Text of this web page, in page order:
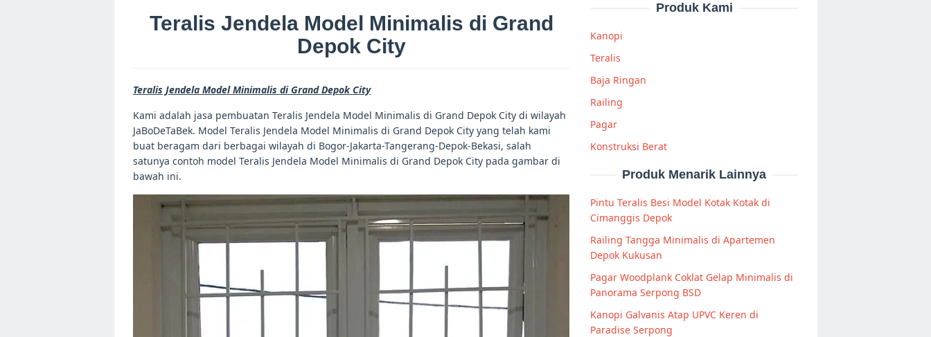
Teralis Jendela Model Minimalis di Grand
Depok City
Teralis Jendela Model Minimalis di Grand Depok City
Kami adalah jasa pembuatan Teralis Jendela Model Minimalis di Grand Depok City di wilayah
JaBoDeTaBek. Model Teralis Jendela Model Minimalis di Grand Depok City yang telah kami
buat beragam dari berbagai wilayah di Bogor-Jakarta-Tangerang-Depok-Bekasi, salah
satunya contoh model Teralis Jendela Model Minimalis di Grand Depok City pada gambar di
bawah ini.
Produk Kami
Kanopi
Teralis
Baja Ringan
Railing
Pagar
Konstruksi Berat
Produk Menarik Lainnya
Pintu Teralis Besi Model Kotak Kotak di
Cimanggis Depok
Railing Tangga Minimalis di Apartemen
Depok Kukusan
Pagar Woodplank Coklat Gelap Minimalis di
Panorama Serpong BSD
Kanopi Galvanis Atap UPVC Keren di
Paradise Serpong